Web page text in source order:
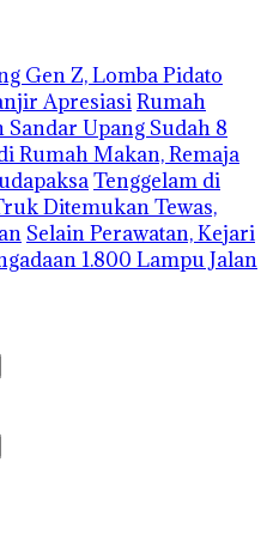
Gen Z, Lomba Pidato
ApresiasiRumah
Sandar Upang Sudah 8
Rumah Makan, Remaja
Tenggelam di
Ditemukan Tewas,
Selain Perawatan, Kejari
1.800 Lampu Jalan